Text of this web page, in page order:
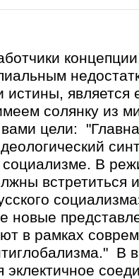
истины,
солянку из
цели:
В
встретиться
новые
в рамках
В
эклектичное